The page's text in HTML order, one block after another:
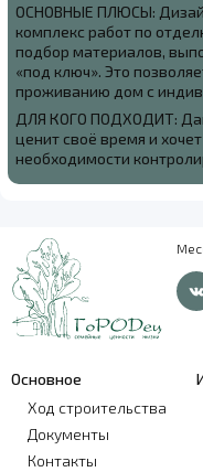
ОСНОВНЫЕ ПЛЮСЫ:
комплекс работ по
подбор материалов,
«под ключ». Это
проживанию дом с
ДЛЯ КОГО ПОДХОДИТ:
ценит своё время и
необходимости
Основное
Ход строительства
Документы
Контакты